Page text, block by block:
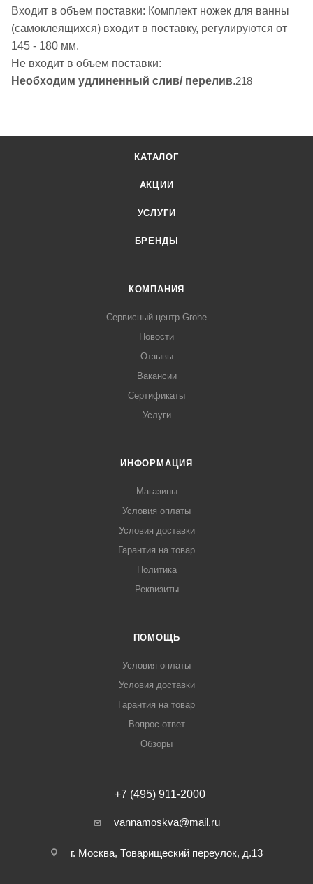
Входит в объем поставки: Комплект ножек для ванны
(самоклеящихся) входит в поставку, регулируются от
145 - 180 мм.
Не входит в объем поставки:
Необходим удлиненный слив/ перелив.218
КАТАЛОГ
АКЦИИ
УСЛУГИ
БРЕНДЫ
КОМПАНИЯ
Сервисный центр Grohe
Новости
Отзывы
Вакансии
Сертификаты
Услуги
ИНФОРМАЦИЯ
Магазины
Условия оплаты
Условия доставки
Гарантия на товар
Политика
Реквизиты
ПОМОЩЬ
Условия оплаты
Условия доставки
Гарантия на товар
Вопрос-ответ
Обзоры
+7 (495) 911-2000
vannamoskva@mail.ru
г. Москва, Товарищеский переулок, д.13